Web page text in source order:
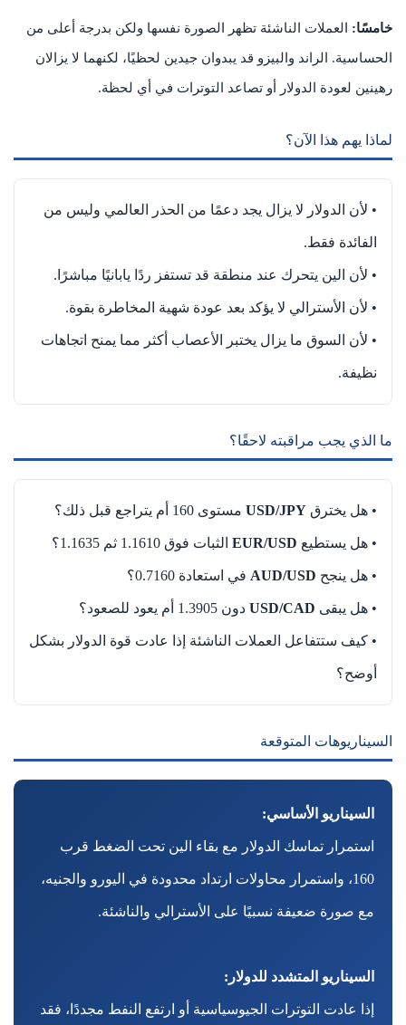
خامسًا: العملات الناشئة تظهر الصورة نفسها ولكن بدرجة أعلى من
الحساسية. الراند والبيزو قد يبدوان جيدين لحظيًا، لكنهما لا يزالان
رهينين لعودة الدولار أو تصاعد التوترات في أي لحظة.
لماذا يهم هذا الآن؟
• لأن الدولار لا يزال يجد دعمًا من الحذر العالمي وليس من
الفائدة فقط.
• لأن الين يتحرك عند منطقة قد تستفز ردًا يابانيًا مباشرًا.
• لأن الأسترالي لا يؤكد بعد عودة شهية المخاطرة بقوة.
• لأن السوق ما يزال يختبر الأعصاب أكثر مما يمنح اتجاهات
نظيفة.
ما الذي يجب مراقبته لاحقًا؟
• هل يخترق USD/JPY مستوى 160 أم يتراجع قبل ذلك؟
• هل يستطيع EUR/USD الثبات فوق 1.1610 ثم 1.1635؟
• هل ينجح AUD/USD في استعادة 0.7160؟
• هل يبقى USD/CAD دون 1.3905 أم يعود للصعود؟
• كيف ستتفاعل العملات الناشئة إذا عادت قوة الدولار بشكل
أوضح؟
السيناريوهات المتوقعة
السيناريو الأساسي:
استمرار تماسك الدولار مع بقاء الين تحت الضغط قرب
160، واستمرار محاولات ارتداد محدودة في اليورو والجنيه،
مع صورة ضعيفة نسبيًا على الأسترالي والناشئة.
السيناريو المتشدد للدولار:
إذا عادت التوترات الجيوسياسية أو ارتفع النفط مجددًا، فقد